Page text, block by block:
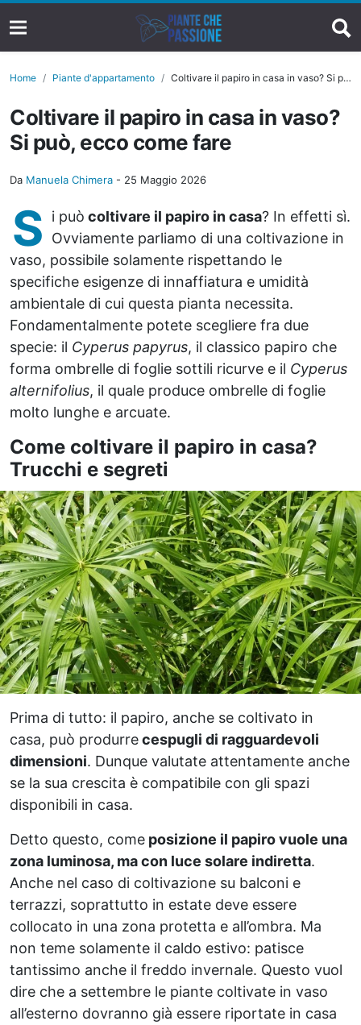
Home Piante d'appartamento Coltivare il papiro in casa in vaso? Si può, ecco come fare
Coltivare il papiro in casa in vaso?
Si può, ecco come fare
Da Manuela Chimera - 25 Maggio 2026
S i può coltivare il papiro in casa? In effetti sì.
Ovviamente parliamo di una coltivazione in
vaso, possibile solamente rispettando le
specifiche esigenze di innaffiatura e umidità
ambientale di cui questa pianta necessita.
Fondamentalmente potete scegliere fra due
specie: il Cyperus papyrus, il classico papiro che
forma ombrelle di foglie sottili ricurve e il Cyperus
alternifolius, il quale produce ombrelle di foglie
molto lunghe e arcuate.
Come coltivare il papiro in casa?
Trucchi e segreti
Prima di tutto: il papiro, anche se coltivato in
casa, può produrrecespugli di ragguardevoli
dimensioni. Dunque valutate attentamente anche
se la sua crescita è compatibile con gli spazi
disponibili in casa.
Detto questo, come posizione il papiro vuole una
zona luminosa, ma con luce solare indiretta.
Anche nel caso di coltivazione su balconi e
terrazzi, soprattutto in estate deve essere
collocato in una zona protetta e all’ombra. Ma
non teme solamente il caldo estivo: patisce
tantissimo anche il freddo invernale. Questo vuol
dire che a settembre le piante coltivate in vaso
all’esterno dovranno già essere riportate in casa